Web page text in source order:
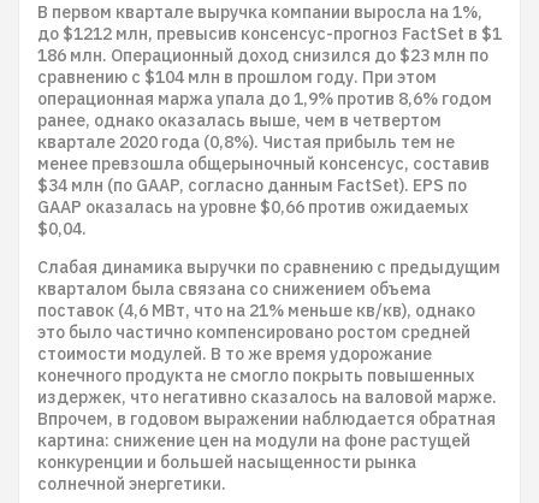
В первом квартале выручка компании выросла на 1%,
до $1212 млн, превысив консенсус-прогноз FactSet в $1
186 млн. Операционный доход снизился до $23 млн по
сравнению с $104 млн в прошлом году. При этом
операционная маржа упала до 1,9% против 8,6% годом
ранее, однако оказалась выше, чем в четвертом
квартале 2020 года (0,8%). Чистая прибыль тем не
менее превзошла общерыночный консенсус, составив
$34 млн (по GAAP, согласно данным FactSet). EPS по
GAAP оказалась на уровне $0,66 против ожидаемых
$0,04.
Слабая динамика выручки по сравнению с предыдущим
кварталом была связана со снижением объема
поставок (4,6 МВт, что на 21% меньше кв/кв), однако
это было частично компенсировано ростом средней
стоимости модулей. В то же время удорожание
конечного продукта не смогло покрыть повышенных
издержек, что негативно сказалось на валовой марже.
Впрочем, в годовом выражении наблюдается обратная
картина: снижение цен на модули на фоне растущей
конкуренции и большей насыщенности рынка
солнечной энергетики.